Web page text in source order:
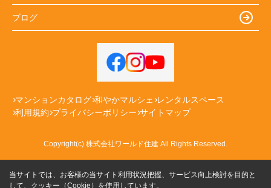
ブログ
マンションカタログ 和やかマルシェ レンタルスペース
利用規約 プライバシーポリシー サイトマップ
Copyright(c) 株式会社ワールド住建 All Rights Reserved.
当サイトでは、お客様の当サイト利用状況把握、サービス向上検討を目的と
して、クッキー（Cookie）を使用しています。